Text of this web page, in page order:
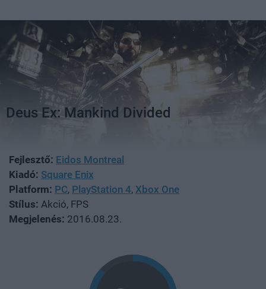
Deus Ex: Mankind Divided
Fejlesztő: Eidos Montreal
Kiadó: Square Enix
Platform: PC, PlayStation 4, Xbox One
Stílus: Akció, FPS
Megjelenés: 2016.08.23.